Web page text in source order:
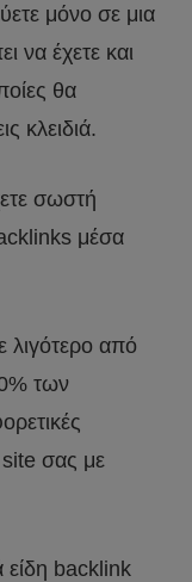
μόνο σε μια
να έχετε και
θα
κλειδιά.
σωστή
μέσα
λιγότερο από
των
σας με
backlink